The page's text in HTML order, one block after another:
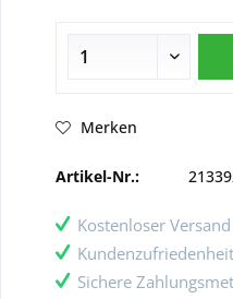
Merken
Artikel-Nr.:
Kostenloser
Sichere